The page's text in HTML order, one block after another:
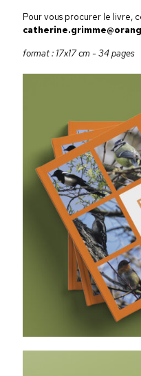
Pour vous procurer le livre,
format : 17x17 cm - 34 pages